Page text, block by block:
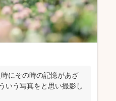
にその時の記憶があざ
いう写真をと思い撮影し